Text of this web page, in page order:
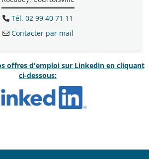
Tél. 02 99 40 71 11
Contacter par mail
offres d'emploi sur Linkedin en cliquant
ci-dessous: